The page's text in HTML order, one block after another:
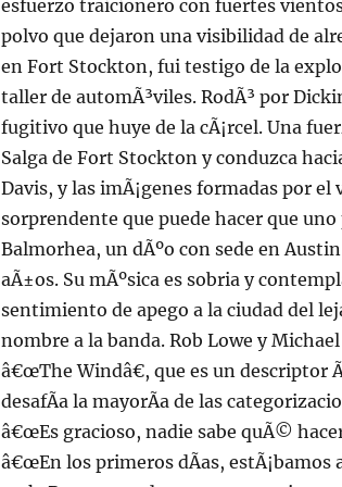
esfuerzo traicionero con fuertes
polvo que dejaron una visibilidad de
en Fort Stockton, fui testigo de la
taller de automÃ³viles. RodÃ³ por
fugitivo que huye de la cÃ¡rcel. Una
Salga de Fort Stockton y conduzca
Davis, y las imÃ¡genes formadas por
sorprendente que puede hacer que
Balmorhea, un dÃºo con sede en
aÃ±os. Su mÃºsica es sobria y
sentimiento de apego a la ciudad del
nombre a la banda. Rob Lowe y
â€œThe Windâ€, que es un descriptor
desafÃ­a la mayorÃ­a de las
â€œEs gracioso, nadie sabe quÃ©
â€œEn los primeros dÃ­as,